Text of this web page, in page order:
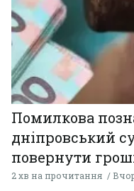
Помилкова
дніпровський
повернути
2 хв на прочитання